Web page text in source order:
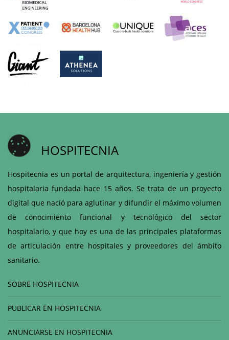
HOSPITECNIA
Hospitecnia es un portal de arquitectura, ingeniería y gestión
hospitalaria fundada hace 15 años. Se trata de un proyecto
digital que nació para aglutinar y difundir el máximo volumen
de conocimiento funcional y tecnológico del sector
hospitalario, y que hoy es una de las principales plataformas
de articulación entre hospitales y proveedores del ámbito
sanitario.
SOBRE HOSPITECNIA
PUBLICAR EN HOSPITECNIA
ANUNCIARSE EN HOSPITECNIA